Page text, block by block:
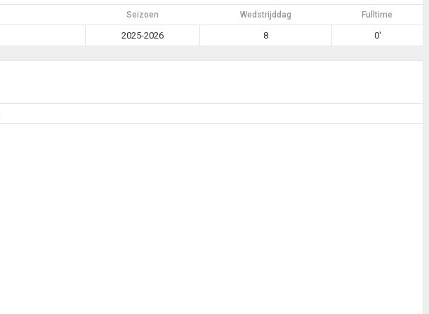
Seizoen Wedstrijddag Fulltime
2025-2026 8 0'